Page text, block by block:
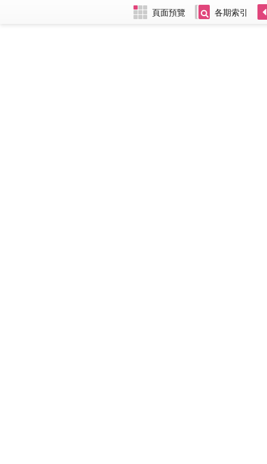
頁面預覽 各期索引